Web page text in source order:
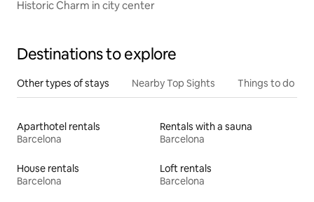
Historic Charm in city center
Destinations to explore
Other types of stays Nearby Top Sights Things to do
Aparthotel rentals
Barcelona
Rentals with a sauna
Barcelona
House rentals
Barcelona
Loft rentals
Barcelona